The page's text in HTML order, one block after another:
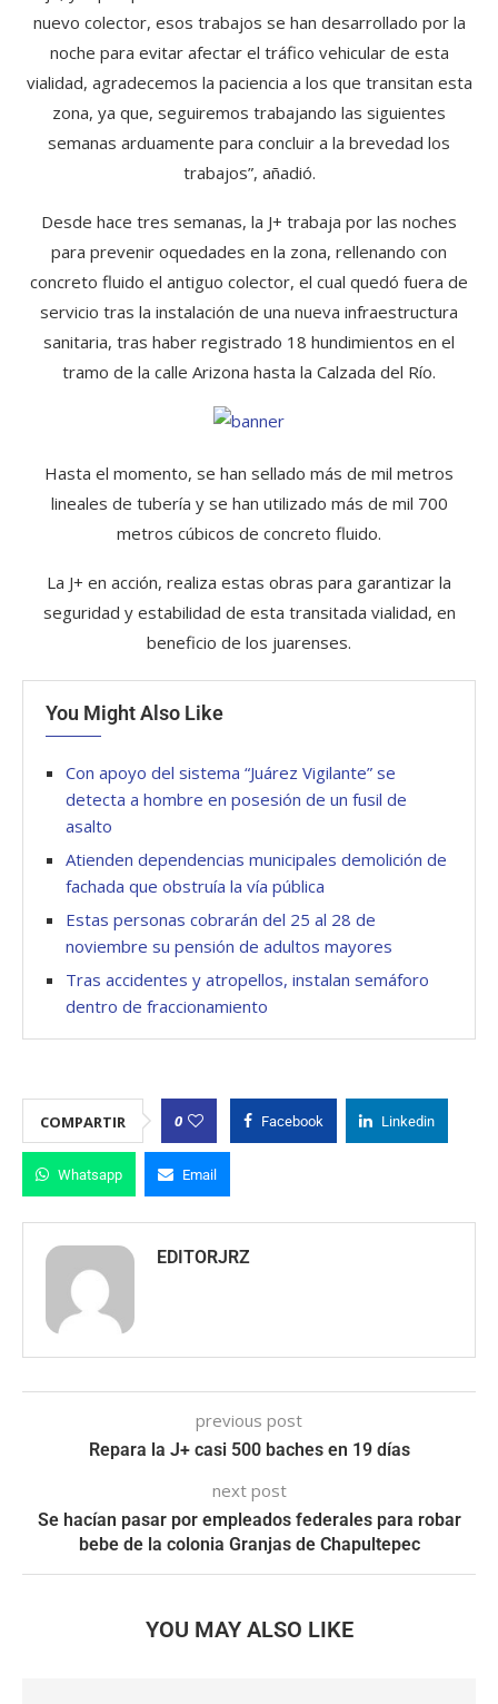
nuevo colector, esos trabajos se han desarrollado por la
noche para evitar afectar el tráfico vehicular de esta
vialidad, agradecemos la paciencia a los que transitan esta
zona, ya que, seguiremos trabajando las siguientes
semanas arduamente para concluir a la brevedad los
trabajos”, añadió.
Desde hace tres semanas, la J+ trabaja por las noches
para prevenir oquedades en la zona, rellenando con
concreto fluido el antiguo colector, el cual quedó fuera de
servicio tras la instalación de una nueva infraestructura
sanitaria, tras haber registrado 18 hundimientos en el
tramo de la calle Arizona hasta la Calzada del Río.
Hasta el momento, se han sellado más de mil metros
lineales de tubería y se han utilizado más de mil 700
metros cúbicos de concreto fluido.
La J+ en acción, realiza estas obras para garantizar la
seguridad y estabilidad de esta transitada vialidad, en
beneficio de los juarenses.
You Might Also Like
Con apoyo del sistema “Juárez Vigilante” se
detecta a hombre en posesión de un fusil de
asalto
Atienden dependencias municipales demolición de
fachada que obstruía la vía pública
Estas personas cobrarán del 25 al 28 de
noviembre su pensión de adultos mayores
Tras accidentes y atropellos, instalan semáforo
dentro de fraccionamiento
COMPARTIR 0 Facebook Linkedin
Whatsapp Email
EDITORJRZ
previous post
Repara la J+ casi 500 baches en 19 días
next post
Se hacían pasar por empleados federales para robar
bebe de la colonia Granjas de Chapultepec
YOU MAY ALSO LIKE